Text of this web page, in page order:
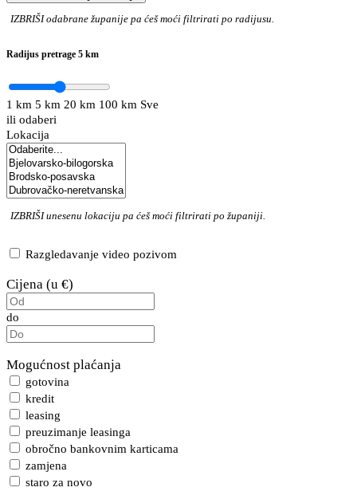
IZBRIŠIodabrane županije pa ćeš moći filtrirati po radijusu.
Radijus pretrage 5 km
1 km 5 km 20 km 100 km Sve
ili odaberi
Lokacija
IZBRIŠIunesenu lokaciju pa ćeš moći filtrirati po županiji.
Razgledavanje video pozivom
Cijena (u €)
do
Mogućnost plaćanja
gotovina
kredit
leasing
preuzimanje leasinga
obročno bankovnim karticama
zamjena
staro za novo